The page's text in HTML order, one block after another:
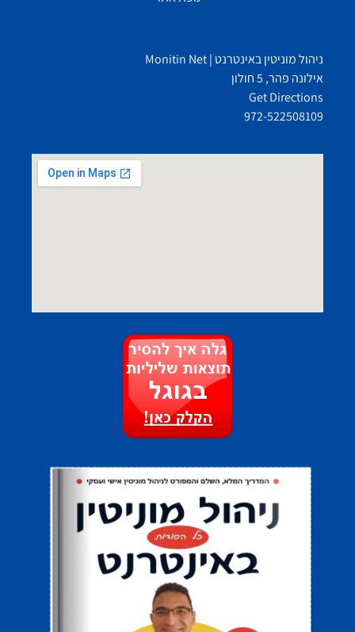
ניהול מוניטין באינטרנט | Monitin Net
אילונה פהר, 5 חולון
Get Directions
972-522508109